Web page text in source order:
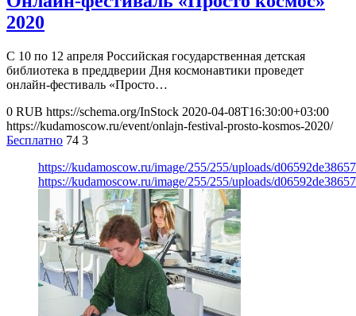
2020
С 10 по 12 апреля Российская государственная детская
библиотека в преддверии Дня космонавтики проведет
онлайн-фестиваль «Просто…
0 RUB https://schema.org/InStock 2020-04-08T16:30:00+03:00
https://kudamoscow.ru/event/onlajn-festival-prosto-kosmos-2020/
Бесплатно 74 3
https://kudamoscow.ru/image/255/255/uploads/
https://kudamoscow.ru/image/255/255/uploads/